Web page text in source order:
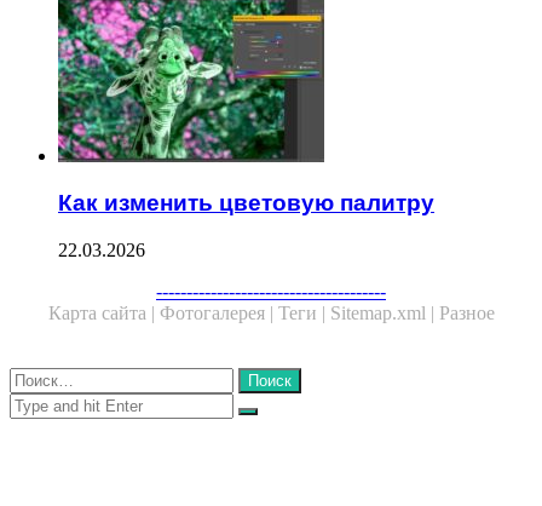
Как изменить цветовую палитру
22.03.2026
--------------------------------------
Карта сайта | Фотогалерея | Теги | Sitemap.xml | Разное
Close
Найти:
Close
Search